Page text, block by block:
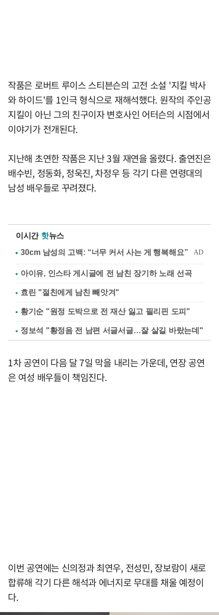
작품은 로버트 루이스 스티븐슨의 고전 소설 '지킬 박사
와 하이드'를 1인극 형식으로 재해석했다. 원작의 주인공
지킬이 아닌 그의 친구이자 변호사인 어터슨의 시점에서
이야기가 전개된다.
지난해 초연한 작품은 지난 3월 재연을 올렸다. 출연진은
배수빈, 정동화, 정욱진, 차정우 등 각기 다른 연령대의
남성 배우들로 꾸려졌다.
이시간 핫뉴스
아이유, 인스타 게시글에 전 남친 장기하 노래 선곡
효린 "절친에게 남친 빼앗겨"
황기순 "원정 도박으로 전 재산 잃고 필리핀 도피"
정보석 "황정음 전 남편 서글서글…잘 살길 바랐는데"
1차 공연이 다음 달 7일 막을 내리는 가운데, 연장 공연
은 여성 배우들이 책임진다.
이번 공연에는 신의정과 최연우, 전성민, 장보람이 새로
합류해 각기 다른 해석과 에너지로 무대를 채울 예정이
다.